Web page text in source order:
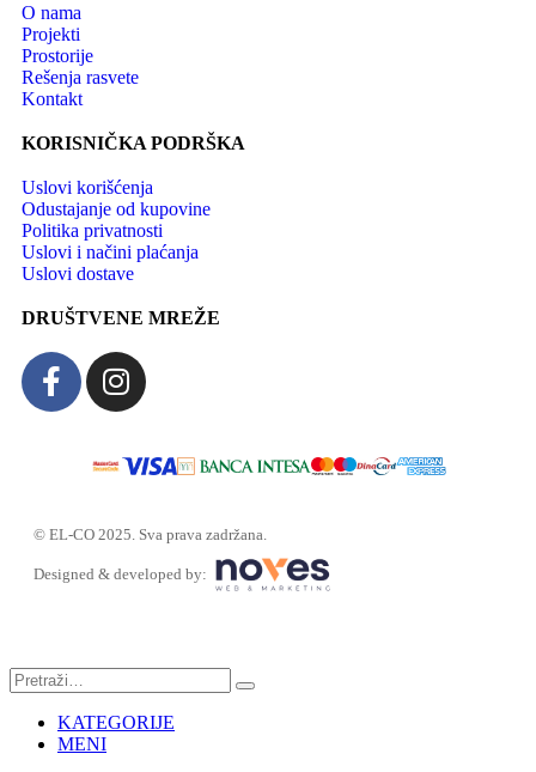
O nama
Projekti
Prostorije
Rešenja rasvete
Kontakt
KORISNIČKA PODRŠKA
Uslovi korišćenja
Odustajanje od kupovine
Politika privatnosti
Uslovi i načini plaćanja
Uslovi dostave
DRUŠTVENE MREŽE
© EL-CO 2025. Sva prava zadržana.
Designed & developed by:
KATEGORIJE
MENI